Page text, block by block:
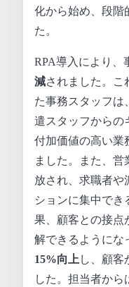
化から始め、段階
た。
RPA導入により、
減されました。こ
た事務スタッフは
遣スタッフからの
付加価値の高い業
ました。また、
放され、求職者や
ションに集中でき
果、顧客との接点
解できるようにな
15%向上 し、顧客
した。担当者から